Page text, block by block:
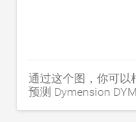
通过这个图，你可以
预测 Dymension